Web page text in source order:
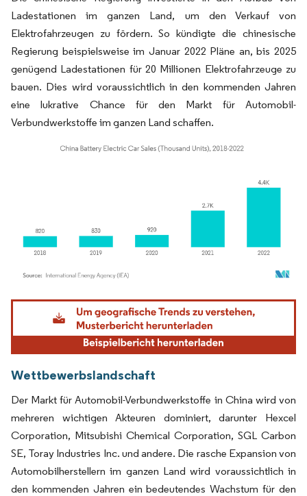
Ladestationen im ganzen Land, um den Verkauf von
Elektrofahrzeugen zu fördern. So kündigte die chinesische
Regierung beispielsweise im Januar 2022 Pläne an, bis 2025
genügend Ladestationen für 20 Millionen Elektrofahrzeuge zu
bauen. Dies wird voraussichtlich in den kommenden Jahren
eine lukrative Chance für den Markt für Automobil-
Verbundwerkstoffe im ganzen Land schaffen.
Bild © Mordor Intelligence. Wiederverwendung erfordert Namensnennung gemäß
Wettbewerbslandschaft
Der Markt für Automobil-Verbundwerkstoffe in China wird von
mehreren wichtigen Akteuren dominiert, darunter Hexcel
Corporation, Mitsubishi Chemical Corporation, SGL Carbon
SE, Toray Industries Inc. und andere. Die rasche Expansion von
Automobilherstellern im ganzen Land wird voraussichtlich in
den kommenden Jahren ein bedeutendes Wachstum für den